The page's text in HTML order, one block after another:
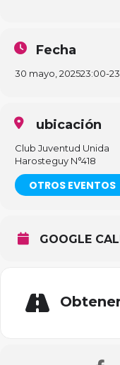
Fecha
30 mayo, 202523:00-
ubicación
Club Juventud Unida
Harosteguy N°418
OTROS EVENTOS
GOOGLE